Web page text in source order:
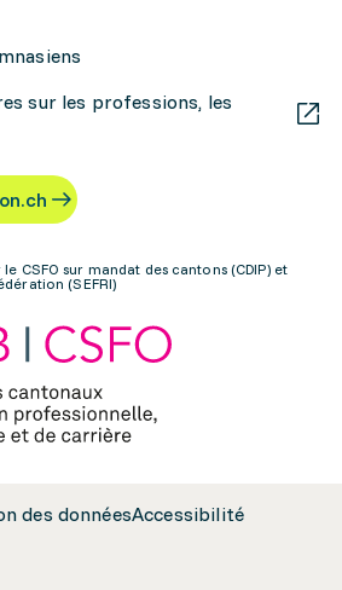
sur les professions, les
CSFO sur mandat des cantons (CDIP) et
(SEFRI)
des donnéesAccessibilité